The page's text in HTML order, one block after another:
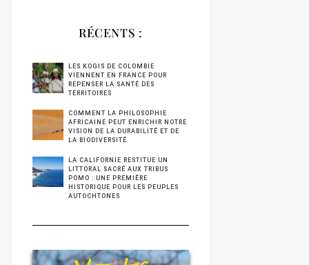
RÉCENTS :
LES KOGIS DE COLOMBIE
VIENNENT EN FRANCE POUR
REPENSER LA SANTÉ DES
TERRITOIRES
COMMENT LA PHILOSOPHIE
AFRICAINE PEUT ENRICHIR NOTRE
VISION DE LA DURABILITÉ ET DE
LA BIODIVERSITÉ
LA CALIFORNIE RESTITUE UN
LITTORAL SACRÉ AUX TRIBUS
POMO : UNE PREMIÈRE
HISTORIQUE POUR LES PEUPLES
AUTOCHTONES